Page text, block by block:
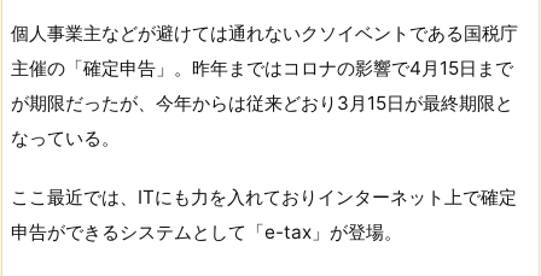
個人事業主などが避けては通れないクソイベントである国税庁
主催の「確定申告」。昨年まではコロナの影響で4月15日まで
が期限だったが、今年からは従来どおり3月15日が最終期限と
なっている。
ここ最近では、ITにも力を入れておりインターネット上で確定
申告ができるシステムとして「e-tax」が登場。